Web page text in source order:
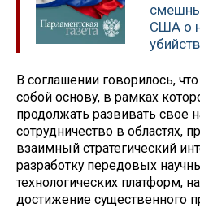
США о
В соглашении говорилось,
собой основу, в рамках
продолжать развивать свое
сотрудничество в областях,
взаимный стратегический
разработку передовых
технологических платформ,
достижение существенного